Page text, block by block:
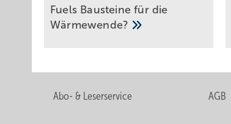
Fuels Bausteine für die
Wärmewende?
Abo- & Leserservice AGB